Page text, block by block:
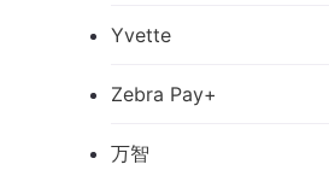
Yvette
Zebra Pay+
万智